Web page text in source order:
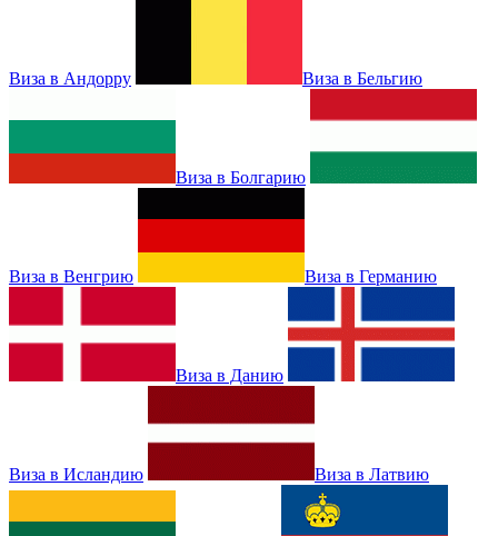
Виза в Андорру Виза в Бельгию
Виза в Болгарию
Виза в Венгрию Виза в Германию
Виза в Данию
Виза в Исландию Виза в Латвию